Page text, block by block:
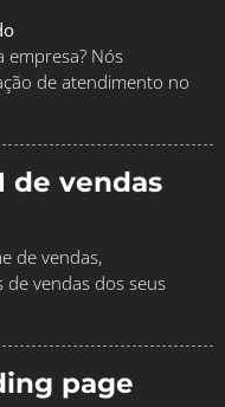
Nós
de atendimento no
de vendas
de vendas,
vendas dos seus
page